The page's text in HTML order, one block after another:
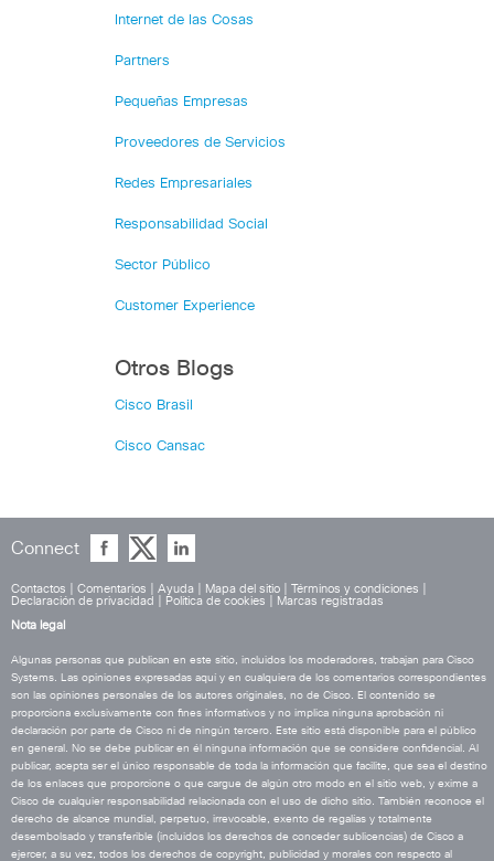
Internet de las Cosas
Partners
Pequeñas Empresas
Proveedores de Servicios
Redes Empresariales
Responsabilidad Social
Sector Público
Customer Experience
Otros Blogs
Cisco Brasil
Cisco Cansac
Connect
Contactos Comentarios Ayuda Mapa del sitio Términos y condiciones
Declaración de privacidad
Política de cookies
Marcas registradas
Nota legal
Algunas personas que publican en este sitio, incluidos los moderadores, trabajan para Cisco
Systems. Las opiniones expresadas aquí y en cualquiera de los comentarios correspondientes
son las opiniones personales de los autores originales, no de Cisco. El contenido se
proporciona exclusivamente con fines informativos y no implica ninguna aprobación ni
declaración por parte de Cisco ni de ningún tercero. Este sitio está disponible para el público
en general. No se debe publicar en él ninguna información que se considere confidencial. Al
publicar, acepta ser el único responsable de toda la información que facilite, que sea el destino
de los enlaces que proporcione o que cargue de algún otro modo en el sitio web, y exime a
Cisco de cualquier responsabilidad relacionada con el uso de dicho sitio. También reconoce el
derecho de alcance mundial, perpetuo, irrevocable, exento de regalías y totalmente
desembolsado y transferible (incluidos los derechos de conceder sublicencias) de Cisco a
ejercer, a su vez, todos los derechos de copyright, publicidad y morales con respecto al